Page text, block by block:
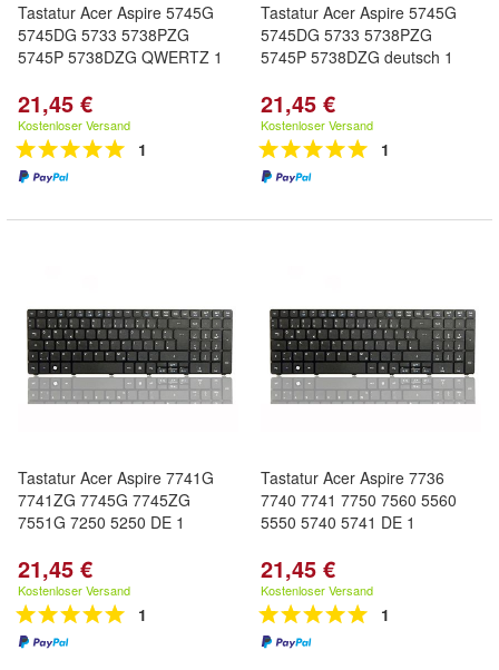
Tastatur Acer Aspire 5745G
5745DG 5733 5738PZG
5745P 5738DZG QWERTZ 1
21,45 €
Kostenloser Versand
1
Tastatur Acer Aspire 5745G
5745DG 5733 5738PZG
5745P 5738DZG deutsch 1
21,45 €
Kostenloser Versand
1
Tastatur Acer Aspire 7741G
7741ZG 7745G 7745ZG
7551G 7250 5250 DE 1
21,45 €
Kostenloser Versand
1
Tastatur Acer Aspire 7736
7740 7741 7750 7560 5560
5550 5740 5741 DE 1
21,45 €
Kostenloser Versand
1